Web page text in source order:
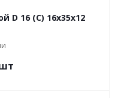
D 16 (С) 16х35х12